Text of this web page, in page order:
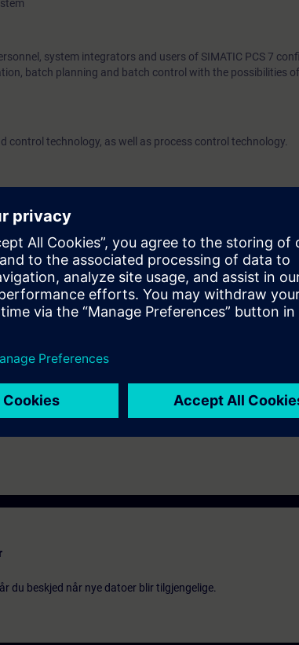
system integrators and users of SIMATIC PCS 7
batch planning and batch control with the possibilities of
control technology, as well as process control technology.
is required, which is provided by us.
requirements for the best possible use.
with VLab
digital learning platform
of the course.
or repeat the content of this Learning Event as well as
du beskjed når nye datoer blir tilgjengelige.